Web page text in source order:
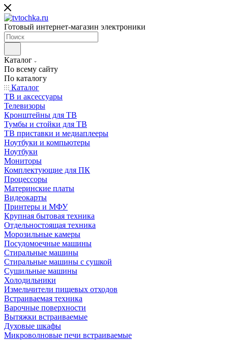
Готовый интернет-магазин электроники
Каталог
По всему сайту
По каталогу
Каталог
ТВ и аксессуары
Телевизоры
Кронштейны для ТВ
Тумбы и стойки для ТВ
ТВ приставки и медиаплееры
Ноутбуки и компьютеры
Ноутбуки
Мониторы
Комплектующие для ПК
Процессоры
Материнские платы
Видеокарты
Принтеры и МФУ
Крупная бытовая техника
Отдельностоящая техника
Морозильные камеры
Посудомоечные машины
Стиральные машины
Стиральные машины с сушкой
Сушильные машины
Холодильники
Измельчители пищевых отходов
Встраиваемая техника
Варочные поверхности
Вытяжки встраиваемые
Духовые шкафы
Микроволновые печи встраиваемые